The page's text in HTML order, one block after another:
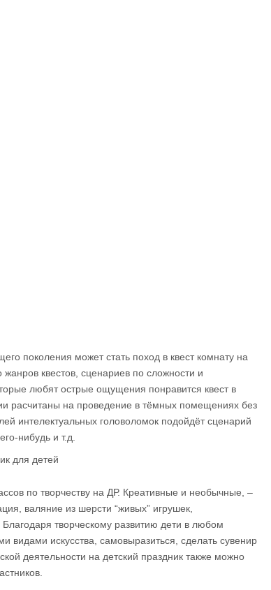
поколения может стать поход в квест комнату на
квестов, сценариев по сложности и
любят острые ощущения понравится квест в
расчитаны на проведение в тёмных помещениях без
интелектуальных головоломок подойдёт сценарий
нибудь и т.д.
по творчеству на ДР. Креативные и необычные, –
валяние из шерсти “живых” игрушек,
творческому развитию дети в любом
видами искусства, самовыразиться, сделать сувенир
деятельности на детский праздник также можно